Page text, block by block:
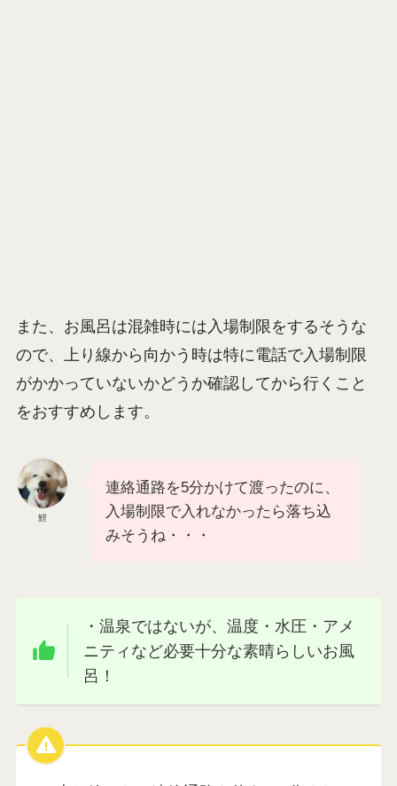
また、お風呂は混雑時には入場制限をするそうな
ので、上り線から向かう時は特に電話で入場制限
がかかっていないかどうか確認してから行くこと
をおすすめします。
鯉
連絡通路を5分かけて渡ったのに、
入場制限で入れなかったら落ち込
みそうね・・・
・温泉ではないが、温度・水圧・アメ
ニティなど必要十分な素晴らしいお風
呂！